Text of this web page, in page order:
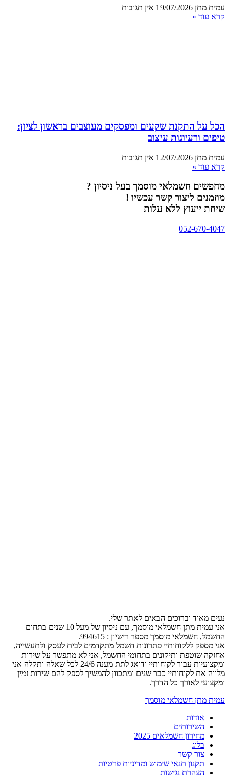
עמית מתן 19/07/2026 אין תגובות
קרא עוד »
הכל על התקנת שקעים ומפסקים מעוצבים בראשון לציון:
טיפים ורעיונות עיצוב
עמית מתן 12/07/2026 אין תגובות
קרא עוד »
מחפשים חשמלאי מוסמך בעל ניסיון ?
מוזמנים ליצור קשר עכשיו !
שיחת ייעוץ ללא עלות
052-670-4047
נעים מאוד וברוכים הבאים לאתר שלי.
אני עמית מתן חשמלאי מוסמך, עם ניסיון של מעל 10 שנים בתחום
החשמל, חשמלאי מוסמך מספר רישיון : 994615.
אני מספק ללקוחותיי פתרונות חשמל מתקדמים לבית לעסק ולתעשייה,
אחזקה שוטפת ותיקונים בתחומי החשמל, אני לא מתפשר על שירות
ומקצועיות עבור לקוחותיי ודואג לתת מענה 24/6 לכל שאלה ותקלה אני
מלווה את לקוחותיי כבר שנים ומתכוון להמשיך לספק להם שירות זמין
ומקצועי לאורך כל הדרך.
עמית מתן חשמלאי מוסמך
אודות
השירותים
מחירון חשמלאים 2025
בלוג
צור קשר
תקנון תנאי שימוש ומדיניות פרטיות
הצהרת נגישות